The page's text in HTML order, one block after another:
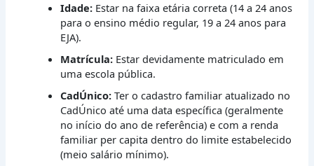
Idade: Estar na faixa etária correta (14 a 24 anos
para o ensino médio regular, 19 a 24 anos para
EJA).
Matrícula: Estar devidamente matriculado em
uma escola pública.
CadÚnico: Ter o cadastro familiar atualizado no
CadÚnico até uma data específica (geralmente
no início do ano de referência) e com a renda
familiar per capita dentro do limite estabelecido
(meio salário mínimo).